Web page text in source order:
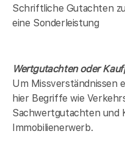
Schriftliche Gutachten
eine Sonderleistung
Wertgutachten oder
Um Missverständnissen
hier Begriffe wie
Sachwertgutachten und
Immobilienerwerb.